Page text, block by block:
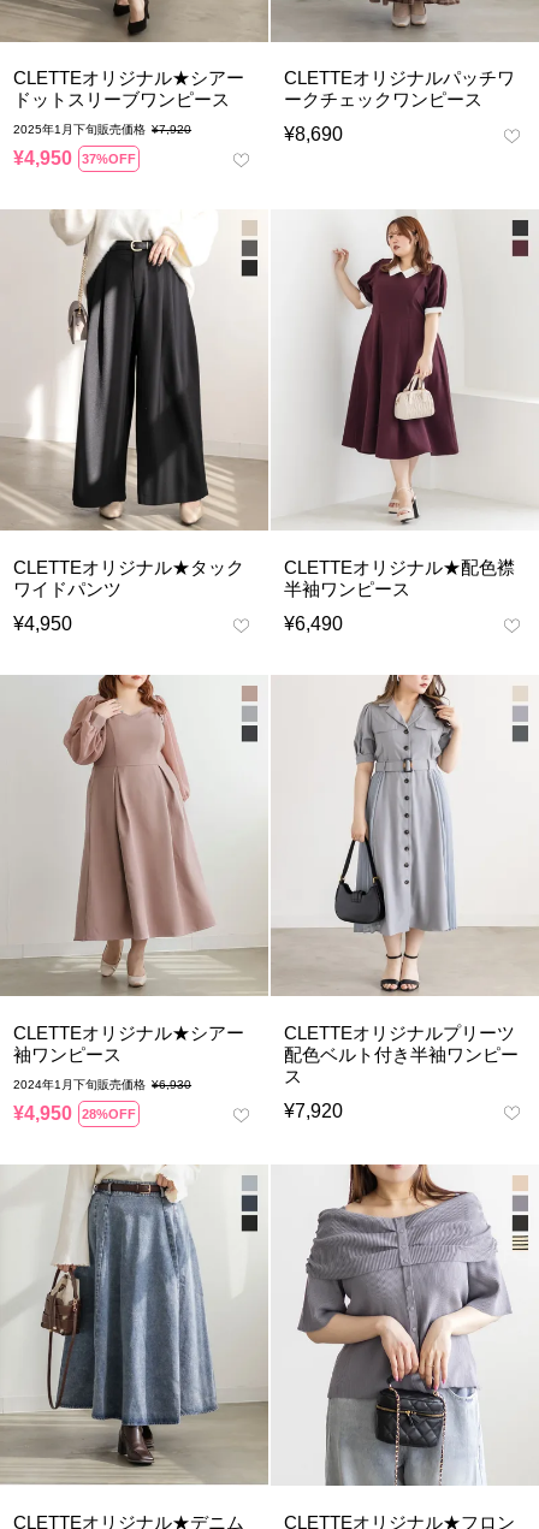
CLETTEオリジナル★シアー
ドットスリーブワンピース
2025年1月下旬販売価格 ¥7,920
¥4,950 37%OFF
CLETTEオリジナルパッチワ
ークチェックワンピース
¥8,690
CLETTEオリジナル★タック
ワイドパンツ
¥4,950
CLETTEオリジナル★配色襟
半袖ワンピース
¥6,490
CLETTEオリジナル★シアー
袖ワンピース
2024年1月下旬販売価格 ¥6,930
¥4,950 28%OFF
CLETTEオリジナルプリーツ
配色ベルト付き半袖ワンピー
ス
¥7,920
CLETTEオリジナル★デニム CLETTEオリジナル★フロン